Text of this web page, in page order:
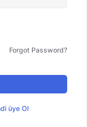
Forgot Password?
üye Ol